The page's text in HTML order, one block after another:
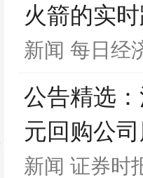
火箭的实
新闻 每日经
公告精选
元回购公
新闻 证券时